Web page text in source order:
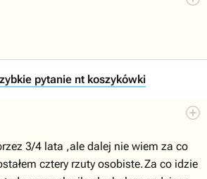
pytanie nt koszykówki
3/4 lata ,ale dalej nie wiem za co
cztery rzuty osobiste.Za co idzie